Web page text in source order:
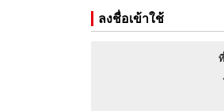
ลงชื่อเข้าใช้